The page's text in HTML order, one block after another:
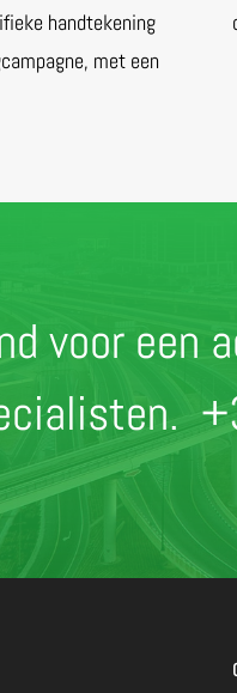
handtekening
met een
voor een